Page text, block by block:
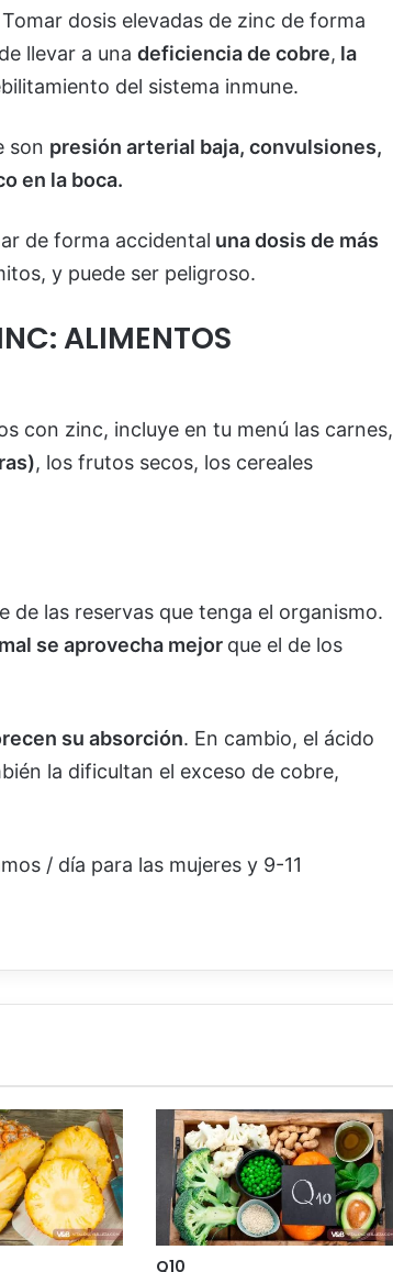
dosis elevadas de zinc de forma
llevar a una deficiencia de cobre, la
del sistema inmune.
son presión arterial baja, convulsiones,
en la boca.
de forma accidental una dosis de más
y puede ser peligroso.
ALIMENTOS
con zinc, incluye en tu menú las carnes,
, los frutos secos, los cereales
de las reservas que tenga el organismo.
se aprovecha mejor que el de los
su absorción. En cambio, el ácido
la dificultan el exceso de cobre,
/ día para las mujeres y 9-11
Q10